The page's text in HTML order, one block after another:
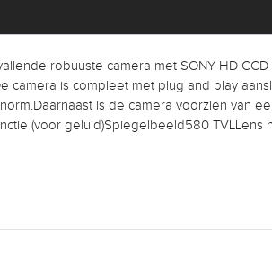
robuuste camera met SONY HD
is compleet met plug and play
is de camera voorzien van
(voor geluid)Spiegelbeeld580 TVLLens